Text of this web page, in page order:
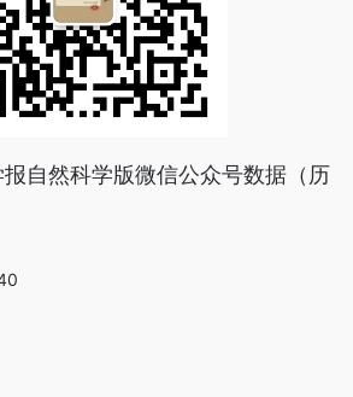
自然科学版微信公众号数据（历